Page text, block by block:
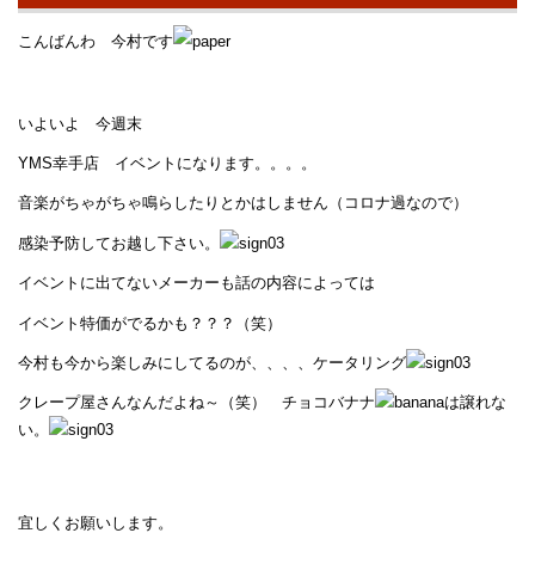
こんばんわ 今村です
いよいよ 今週末
YMS幸手店 イベントになります。。。。
音楽がちゃがちゃ鳴らしたりとかはしません（コロナ過なので）
感染予防してお越し下さい。
イベントに出てないメーカーも話の内容によっては
イベント特価がでるかも？？？（笑）
今村も今から楽しみにしてるのが、、、、ケータリング
クレープ屋さんなんだよね～（笑） チョコバナナ
は譲れな
い。
宜しくお願いします。